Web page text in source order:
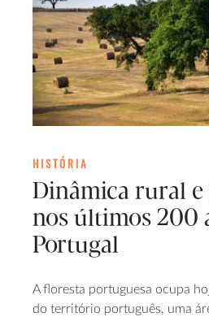
HISTÓRIA
Dinâmica rural e
nos últimos 200
Portugal
A floresta portuguesa ocupa
do território português, uma